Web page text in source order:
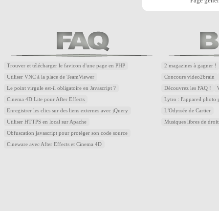
Trouver et télécharger le favicon d'une page en PHP
Utiliser VNC à la place de TeamViewer
Le point virgule est-il obligatoire en Javascript ?
Cinema 4D Lite pour After Effects
Enregistrer les clics sur des liens externes avec jQuery
Utiliser HTTPS en local sur Apache
Obfuscation javascript pour protéger son code source
Cineware avec After Effects et Cinema 4D
2 magazines à gagner !
Concours video2brain
Découvrez les FAQ !
Lytro : l'appareil photo
L'Odyssée de Cartier
Musiques libres de